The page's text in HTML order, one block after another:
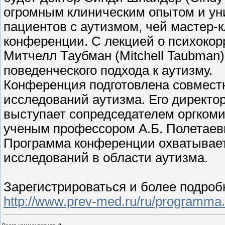
огромным клиническим опытом и
пациентов с аутизмом, чей мастер-
конференции. С лекцией о
Митчелл Таубман (Mitchell
поведенческого подхода к аутизму.
Конференция подготовлена
исследований аутизма. Его
выступает сопредседателем
ученым профессором А.Б.
Программа конференции
исследований в области аутизма.
Зарегистрироваться и более
http://www.prev-med.ru/ru/